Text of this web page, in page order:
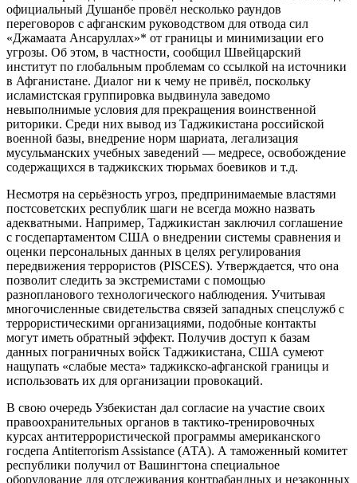
официальный Душанбе провёл несколько раундов
переговоров с афганским руководством для отвода сил
«Джамаата Ансаруллах»* от границы и минимизации его
угрозы. Об этом, в частности, сообщил Швейцарский
институт по глобальным проблемам со ссылкой на источники
в Афганистане. Диалог ни к чему не привёл, поскольку
исламистская группировка выдвинула заведомо
невыполнимые условия для прекращения воинственной
риторики. Среди них вывод из Таджикистана российской
военной базы, внедрение норм шариата, легализация
мусульманских учебных заведений — медресе, освобождение
содержащихся в таджикских тюрьмах боевиков и т.д.
Несмотря на серьёзность угроз, предпринимаемые властями
постсоветских республик шаги не всегда можно назвать
адекватными. Например, Таджикистан заключил соглашение
с госдепартаментом США о внедрении системы сравнения и
оценки персональных данных в целях регулирования
передвижения террористов (PISCES). Утверждается, что она
позволит следить за экстремистами с помощью
разнопланового технологического наблюдения. Учитывая
многочисленные свидетельства связей западных спецслужб с
террористическими организациями, подобные контакты
могут иметь обратный эффект. Получив доступ к базам
данных пограничных войск Таджикистана, США сумеют
нащупать «слабые места» таджикско-афганской границы и
использовать их для организации провокаций.
В свою очередь Узбекистан дал согласие на участие своих
правоохранительных органов в тактико-тренировочных
курсах антитеррористической программы американского
госдепа Antiterrorism Assistance (АТА). А таможенный комитет
республики получил от Вашингтона специальное
оборудование для отслеживания контрабандных и незаконных